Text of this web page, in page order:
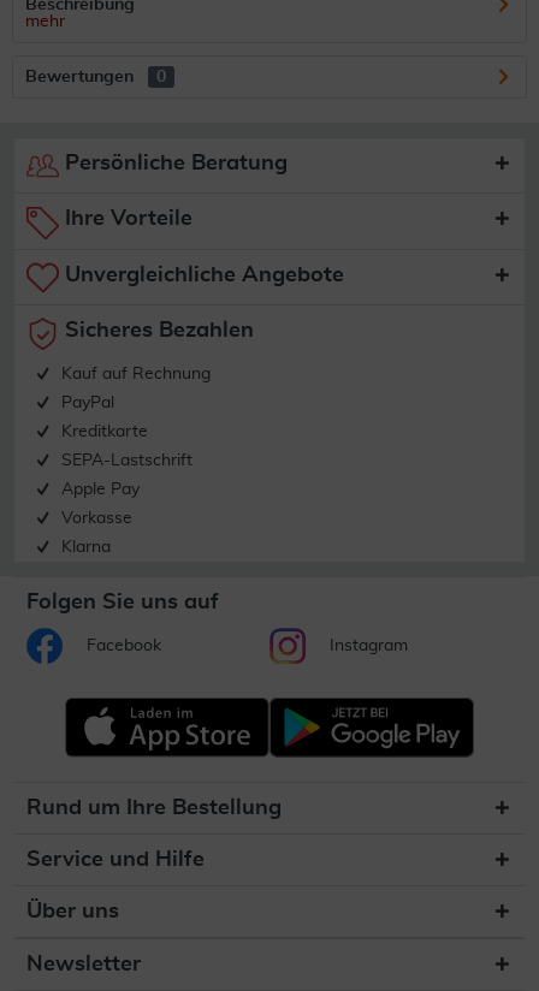
Beschreibung
mehr
Bewertungen 0
Persönliche Beratung
Ihre Vorteile
Unvergleichliche Angebote
Sicheres Bezahlen
Kauf auf Rechnung
PayPal
Kreditkarte
SEPA-Lastschrift
Apple Pay
Vorkasse
Klarna
Folgen Sie uns auf
Facebook Instagram
Rund um Ihre Bestellung
Service und Hilfe
Über uns
Newsletter